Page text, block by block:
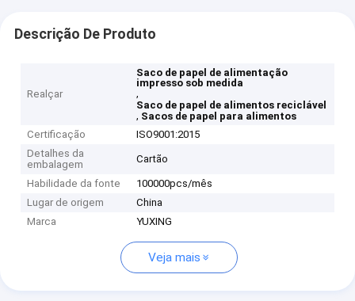
Descrição De Produto
Realçar
Saco de papel de alimentação
impresso sob medida
,
Saco de papel de alimentos reciclável
, Sacos de papel para alimentos
Certificação
ISO9001:2015
Detalhes da
embalagem
Cartão
Habilidade da fonte
100000pcs/mês
Lugar de origem
China
Marca
YUXING
Veja mais